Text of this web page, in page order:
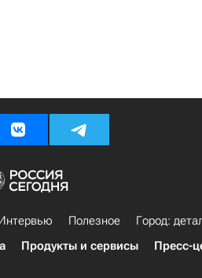
Полезное
Город:
Продукты и сервисы Пресс-